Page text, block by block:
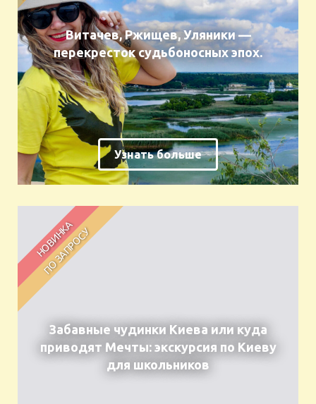
Витачев, Ржищев, Уляники —
перекресток судьбоносных эпох.
Узнать больше
Забавные чудинки Киева или куда
приводят Мечты: экскурсия по Киеву
для школьников